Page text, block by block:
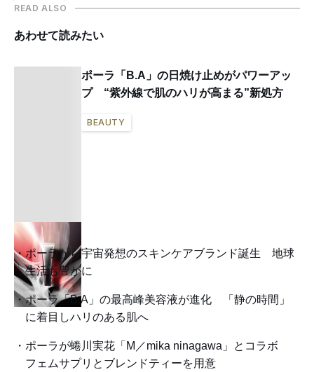
READ ALSO
あわせて読みたい
ポーラ「B.A」の日焼け止めがパワーアッ
プ “紫外線で肌のハリが高まる”新処方
BEAUTY
ポーラから宇宙発想のスキンケアブランド誕生 地球
生活も豊かに
ポーラ「B.A」の最高峰美容液が進化 「静の時間」
に着目しハリのある肌へ
ポーラが蜷川実花「M／mika ninagawa」とコラボ
フェムサプリとブレンドティーを用意